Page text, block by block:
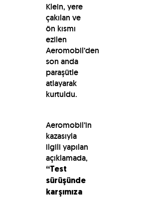
Klein, yere
çakılan ve
ön kısmı
ezilen
Aeromobil’den
son anda
paraşütle
atlayarak
kurtuldu.
Aeromobil’in
kazasıyla
ilgili yapılan
açıklamada,
“Test
sürüşünde
karşımıza